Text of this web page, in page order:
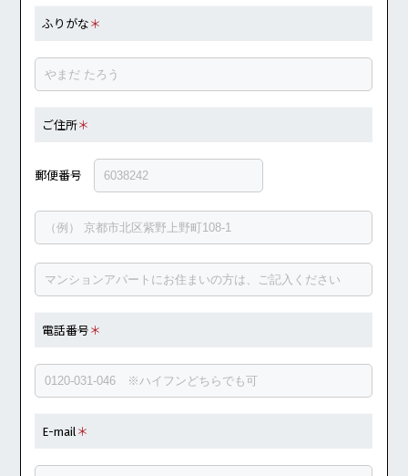
ふりがな ＊
ご住所＊
郵便番号
電話番号 ＊
E-mail ＊